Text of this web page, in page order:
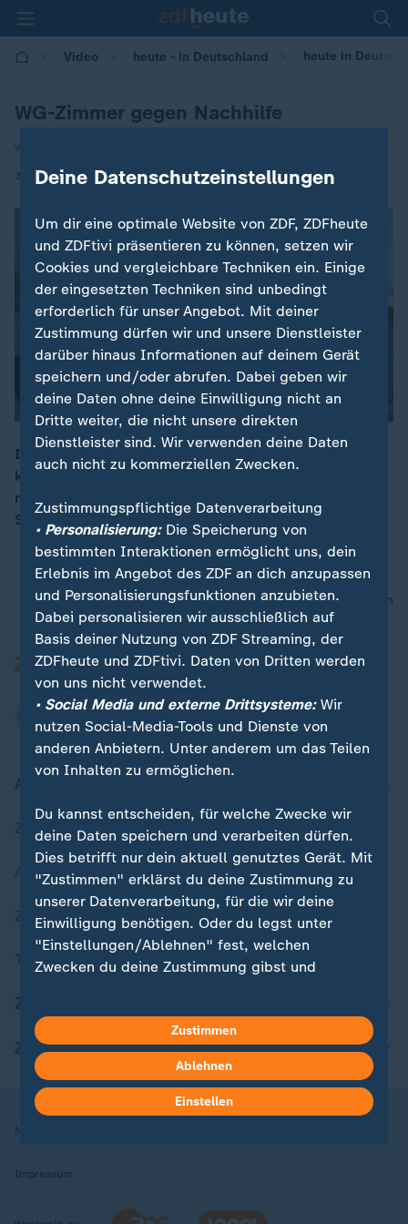
Video heute - in Deutschland heute in
WG-Zimmer gegen Nachhilfe
von Nathalie Siegler
31.03.2025 | 14:00
Im Bremer Stadtteil Gröpelingen erhalten Studenten
kostenfreie WG-Zimmer, wenn sie im Gegenzug
mindestens 25 Stunden pro Monat Nachhilfe für
Schülerinnen und Schüler anbieten.
nach oben
Zuletzt veröffentlicht
Aktuelle Sendungs-Videos
ZDFheute Stories
Themen im Überblick
ZDFheute Apps
Nutzungsbedingungen
Impressum
Deine Datenschutzeinstellungen
Um dir eine optimale Website von ZDF, ZDFheute
und ZDFtivi präsentieren zu können, setzen wir
Cookies und vergleichbare Techniken ein. Einige
der eingesetzten Techniken sind unbedingt
erforderlich für unser Angebot. Mit deiner
Zustimmung dürfen wir und unsere Dienstleister
darüber hinaus Informationen auf deinem Gerät
speichern und/oder abrufen. Dabei geben wir
deine Daten ohne deine Einwilligung nicht an
Dritte weiter, die nicht unsere direkten
Dienstleister sind. Wir verwenden deine Daten
auch nicht zu kommerziellen Zwecken.
Zustimmungspflichtige Datenverarbeitung
• Personalisierung:Die Speicherung von
bestimmten Interaktionen ermöglicht uns, dein
Erlebnis im Angebot des ZDF an dich anzupassen
und Personalisierungsfunktionen anzubieten.
Dabei personalisieren wir ausschließlich auf
Basis deiner Nutzung von ZDF Streaming, der
ZDFheute und ZDFtivi. Daten von Dritten werden
von uns nicht verwendet.
• Social Media und externe Drittsysteme:Wir
nutzen Social-Media-Tools und Dienste von
anderen Anbietern. Unter anderem um das Teilen
von Inhalten zu ermöglichen.
Du kannst entscheiden, für welche Zwecke wir
deine Daten speichern und verarbeiten dürfen.
Dies betrifft nur dein aktuell genutztes Gerät. Mit
"Zustimmen" erklärst du deine Zustimmung zu
unserer Datenverarbeitung, für die wir deine
Einwilligung benötigen. Oder du legst unter
"Einstellungen/Ablehnen" fest, welchen
Zwecken du deine Zustimmung gibst und
in deinen Einstellungen widerrufen oder ändern.
Hier findest du das Impressum.
Weitere Informationen findest du in unserer
Datenschutzerklärung.
Zustimmen
Ablehnen
Einstellen